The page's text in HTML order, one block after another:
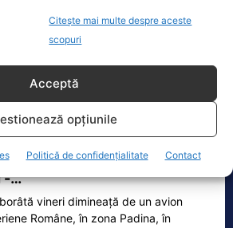
Citește mai multe despre aceste
scopuri
Acceptă
opțiunile
Politică de confidențialitate Contact
SPECIALE NICOLAE CIUCĂ USR
de un avion F‑16 în zona
-…
vineri dimineață de un avion
Române, în zona Padina, în